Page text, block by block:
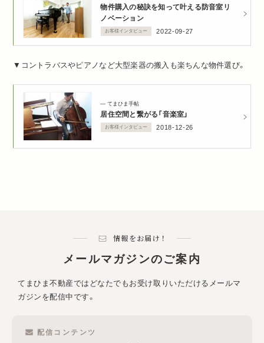
物件購入の秘訣を知って叶える防音室リ
ノベーション
お客様インタビュー 2022-09-27
▼コントラバスやピアノなど大型楽器の搬入も楽ちんな物件選び。
てまひま手帖
居住空間と繋がる「音楽室」
お客様インタビュー 2018-12-26
情報をお届け！
メールマガジンのご案内
てまひま不動産ではどなたでもお受け取りいただけるメールマ
ガジンを配信中です。
配信コンテンツ